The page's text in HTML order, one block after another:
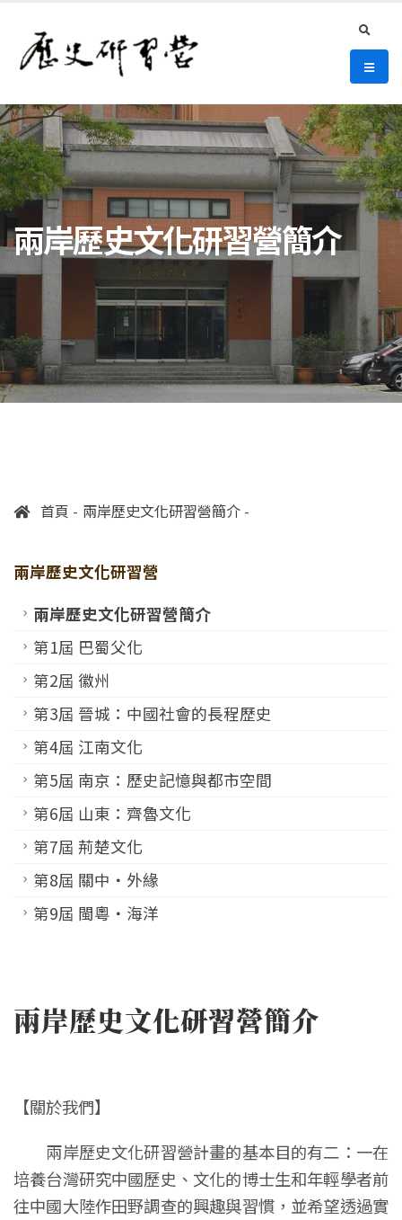
史語所 歷史研習營 search
選單
:::
兩岸歷史文化研習營簡介
首頁 兩岸歷史文化研習營簡介
兩岸歷史文化研習營
兩岸歷史文化研習營簡介
第1屆 巴蜀父化
第2屆 徽州
第3屆 晉城：中國社會的長程歷史
第4屆 江南文化
第5屆 南京：歷史記憶與都市空間
第6屆 山東：齊魯文化
第7屆 荊楚文化
第8屆 關中‧外緣
第9屆 閩粵‧海洋
兩岸歷史文化研習營簡介
【關於我們】
兩岸歷史文化研習營計畫的基本目的有二：一在
培養台灣研究中國歷史、文化的博士生和年輕學者前
往中國大陸作田野調查的興趣與習慣，並希望透過實